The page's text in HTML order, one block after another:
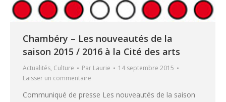
Chambéry – Les nouveautés de la
saison 2015 / 2016 à la Cité des arts
Actualités, Culture Par Laurie
14 septembre 2015
Laisser un commentaire
Communiqué de presse Les nouveautés de la saison